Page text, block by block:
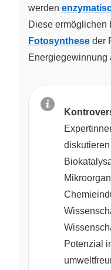
werden
Diese
Fotosynthese der
Energiegewinnung
Potenzial